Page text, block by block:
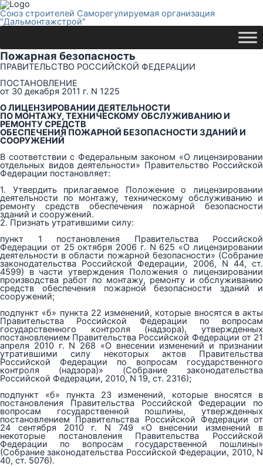
Союз строителей Саморегулируемая организация
"Дальмонтажстрой"
Пожарная безопасность
ПРАВИТЕЛЬСТВО РОССИЙСКОЙ ФЕДЕРАЦИИ
ПОСТАНОВЛЕНИЕ
от 30 декабря 2011 г. N 1225
О ЛИЦЕНЗИРОВАНИИ ДЕЯТЕЛЬНОСТИ
ПО МОНТАЖУ, ТЕХНИЧЕСКОМУ ОБСЛУЖИВАНИЮ И
РЕМОНТУ СРЕДСТВ
ОБЕСПЕЧЕНИЯ ПОЖАРНОЙ БЕЗОПАСНОСТИ ЗДАНИЙ И
СООРУЖЕНИЙ
В соответствии с Федеральным законом «О лицензировании
отдельных видов деятельности» Правительство Российской
Федерации постановляет:
1. Утвердить прилагаемое Положение о лицензировании
деятельности по монтажу, техническому обслуживанию и
ремонту средств обеспечения пожарной безопасности
зданий и сооружений.
2. Признать утратившими силу:
пункт 1 постановления Правительства Российской
Федерации от 25 октября 2006 г. N 625 «О лицензировании
деятельности в области пожарной безопасности» (Собрание
законодательства Российской Федерации, 2006, N 44, ст.
4599) в части утверждения Положения о лицензировании
производства работ по монтажу, ремонту и обслуживанию
средств обеспечения пожарной безопасности зданий и
сооружений;
подпункт «б» пункта 22 изменений, которые вносятся в акты
Правительства Российской Федерации по вопросам
государственного контроля (надзора), утвержденных
постановлением Правительства Российской Федерации от 21
апреля 2010 г. N 268 «О внесении изменений и признании
утратившими силу некоторых актов Правительства
Российской Федерации по вопросам государственного
контроля (надзора)» (Собрание законодательства
Российской Федерации, 2010, N 19, ст. 2316);
подпункт «б» пункта 23 изменений, которые вносятся в
постановления Правительства Российской Федерации по
вопросам государственной пошлины, утвержденных
постановлением Правительства Российской Федерации от
24 сентября 2010 г. N 749 «О внесении изменений в
некоторые постановления Правительства Российской
Федерации по вопросам государственной пошлины»
(Собрание законодательства Российской Федерации, 2010, N
40, ст. 5076).